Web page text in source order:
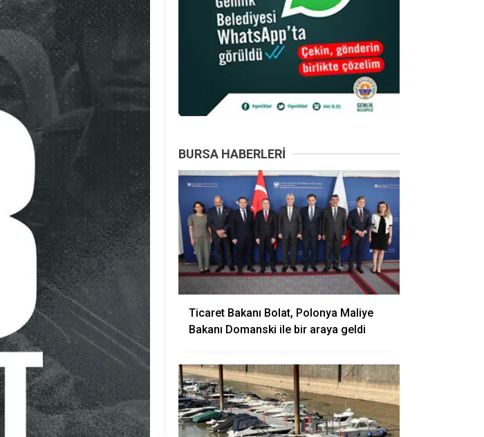
BURSA HABERLERI
Ticaret Bakanı Bolat, Polonya Maliye
Bakanı Domanski ile bir araya geldi